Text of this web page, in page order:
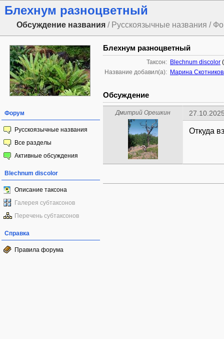
Блехнум разноцветный
Обсуждение названия / Русскоязычные названия /
Форум
Русскоязычные названия
Все разделы
Активные обсуждения
Blechnum discolor
Описание таксона
Галерея субтаксонов
Перечень субтаксонов
Справка
Правила форума
Блехнум разноцветный
Таксон: Blechnum discolor
Название добавил(а): Марина
Обсуждение
Дмитрий Орешкин
Откуда